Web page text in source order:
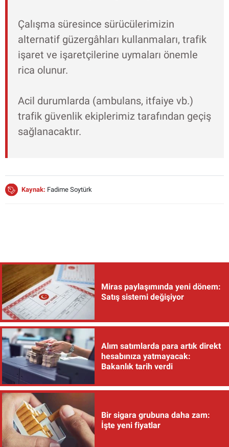
Çalışma süresince sürücülerimizin
alternatif güzergâhları kullanmaları, trafik
işaret ve işaretçilerine uymaları önemle
rica olunur.
Acil durumlarda (ambulans, itfaiye vb.)
trafik güvenlik ekiplerimiz tarafından geçiş
sağlanacaktır.
Kaynak: Fadime Soytürk
Miras paylaşımında yeni dönem:
Satış sistemi değişiyor
Alım satımlarda para artık direkt
hesabınıza yatmayacak:
Bakanlık tarih verdi
Bir sigara grubuna daha zam:
İşte yeni fiyatlar